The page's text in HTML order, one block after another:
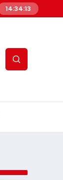
14:34:14